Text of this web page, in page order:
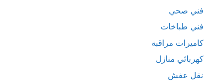
فني صحي
فني طباخات
كاميرات مراقبة
كهربائي منازل
نقل عفش